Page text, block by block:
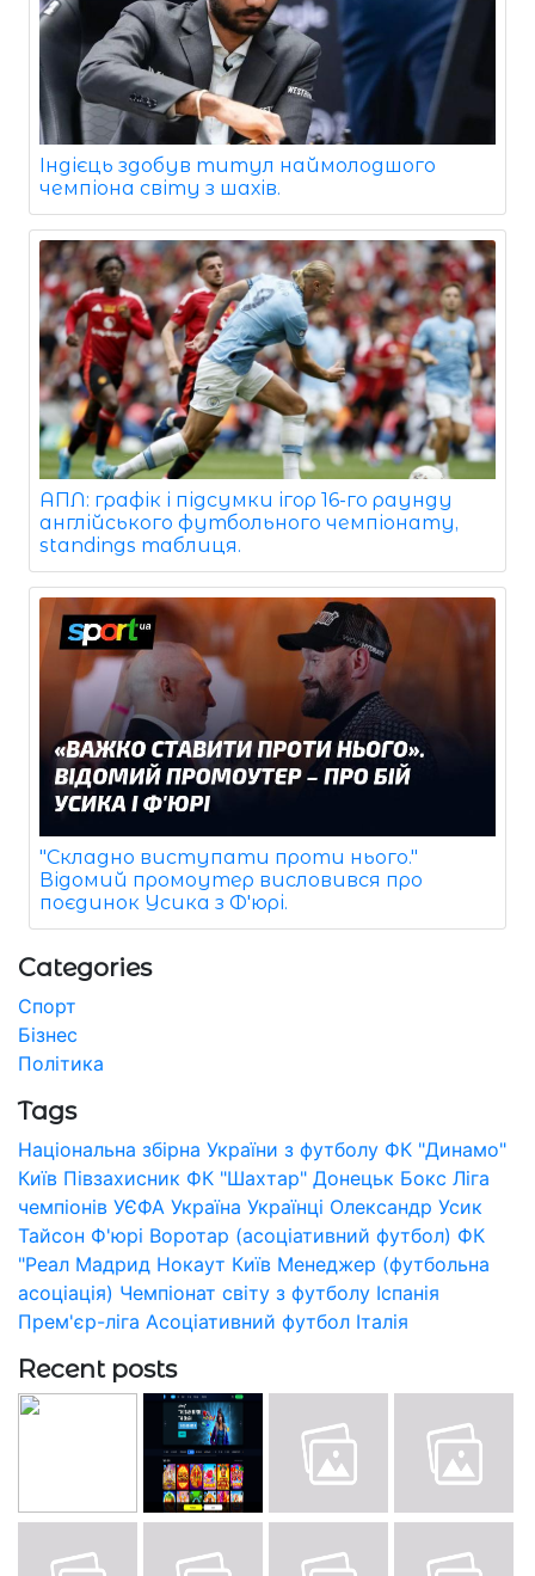
Індієць здобув титул наймолодшого
чемпіона світу з шахів.
АПЛ: графік і підсумки ігор 16-го раунду
англійського футбольного чемпіонату,
standings таблиця.
"Складно виступати проти нього."
Відомий промоутер висловився про
поєдинок Усика з Ф'юрі.
Categories
Спорт
Бізнес
Політика
Tags
Національна збірна України з футболу ФК "Динамо"
Київ Півзахисник ФК "Шахтар" Донецьк Бокс Ліга
чемпіонів УЄФА Україна Українці Олександр Усик
Тайсон Ф'юрі Воротар (асоціативний футбол) ФК
"Реал Мадрид Нокаут Київ Менеджер (футбольна
асоціація) Чемпіонат світу з футболу Іспанія
Прем'єр-ліга Асоціативний футбол Італія
Recent posts